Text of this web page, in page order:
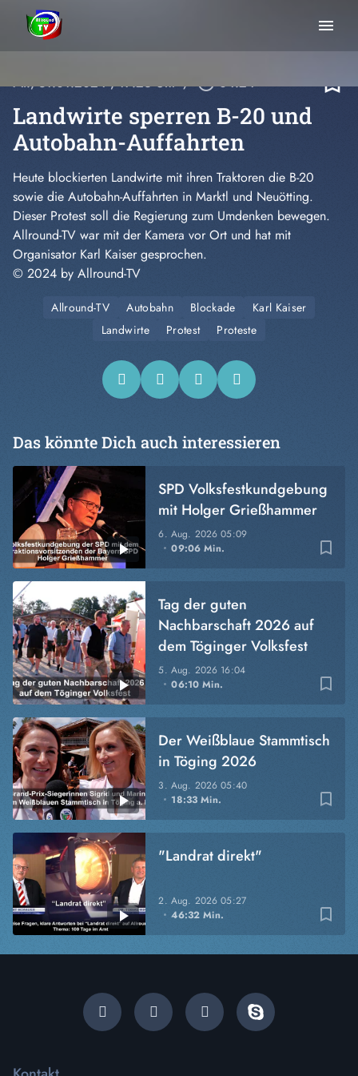
menu
Mi., 31.01.2024, 17:26 Uhr / play_circle_outline04:24 bookmark_border
Landwirte sperren B-20 und
Autobahn-Auffahrten
Heute blockierten Landwirte mit ihren Traktoren die B-20
sowie die Autobahn-Auffahrten in Marktl und Neuötting.
Dieser Protest soll die Regierung zum Umdenken bewegen.
Allround-TV war mit der Kamera vor Ort und hat mit
Organisator Karl Kaiser gesprochen.
© 2024 by Allround-TV
Allround-TV Autobahn Blockade
Karl Kaiser
Landwirte
Protest Proteste
Das könnte Dich auch interessieren
bookmark_border
6. Aug. 202605:09
09:06 Min.
SPD Volksfestkundgebung
mit Holger Grießhammer
bookmark_border
5. Aug. 2026 16:04
06:10 Min.
Tag der guten
Nachbarschaft 2026 auf
dem Töginger Volksfest
bookmark_border
3. Aug. 202605:40
18:33 Min.
Der Weißblaue Stammtisch
in Töging 2026
bookmark_border
2. Aug. 202605:27
46:32 Min.
"Landrat direkt"